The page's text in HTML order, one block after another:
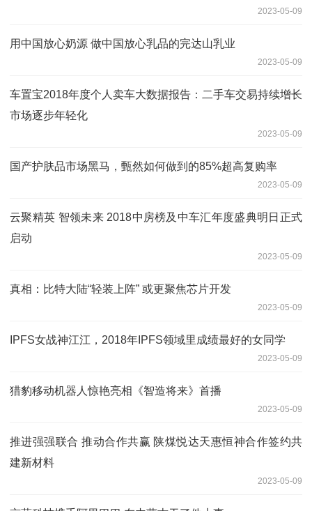
2023-05-09
用中国放心奶源 做中国放心乳品的完达山乳业
2023-05-09
车置宝2018年度个人卖车大数据报告：二手车交易持续增长
市场逐步年轻化
2023-05-09
国产护肤品市场黑马，甄然如何做到的85%超高复购率
2023-05-09
云聚精英 智领未来 2018中房榜及中车汇年度盛典明日正式
启动
2023-05-09
真相：比特大陆“轻装上阵” 或更聚焦芯片开发
2023-05-09
IPFS女战神江江，2018年IPFS领域里成绩最好的女同学
2023-05-09
猎豹移动机器人惊艳亮相《智造将来》首播
2023-05-09
推进强强联合 推动合作共赢 陕煤悦达天惠恒神合作签约共
建新材料
2023-05-09